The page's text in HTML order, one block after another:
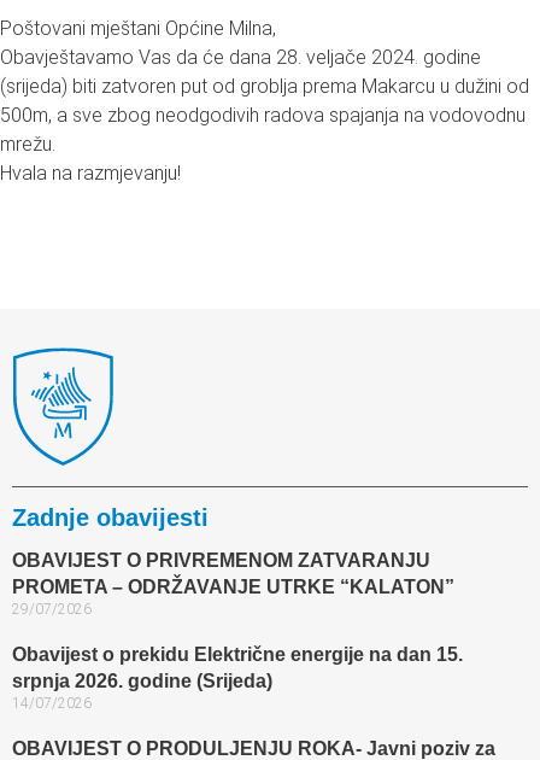
Poštovani mještani Općine Milna,
Obavještavamo Vas da će dana 28. veljače 2024. godine
(srijeda) biti zatvoren put od groblja prema Makarcu u dužini od
500m, a sve zbog neodgodivih radova spajanja na vodovodnu
mrežu.
Hvala na razmjevanju!
Zadnje obavijesti
OBAVIJEST O PRIVREMENOM ZATVARANJU
PROMETA – ODRŽAVANJE UTRKE “KALATON”
29/07/2026
Obavijest o prekidu Električne energije na dan 15.
srpnja 2026. godine (Srijeda)
14/07/2026
OBAVIJEST O PRODULJENJU ROKA- Javni poziv za